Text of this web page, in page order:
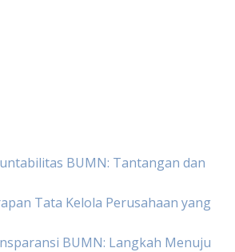
BUMN: Tantangan dan
Tata Kelola Perusahaan yang
BUMN: Langkah Menuju